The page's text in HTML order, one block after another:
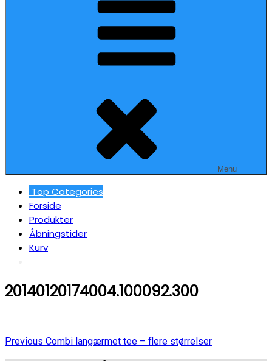
Menu
Top Categories
Forside
Produkter
Åbningstider
Kurv
20140120174004.100092.300
Indlægsnavigation
Previous
Previous Combi langærmet tee – flere størrelser